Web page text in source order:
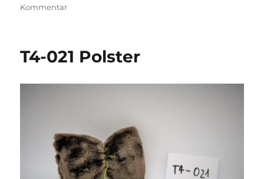
Kommentarzu
T4-021 Polster